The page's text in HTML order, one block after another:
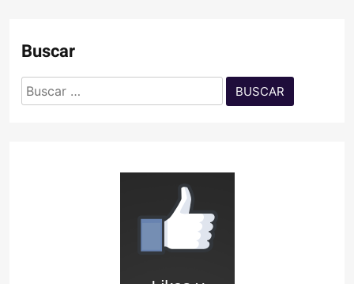
Buscar
Buscar: